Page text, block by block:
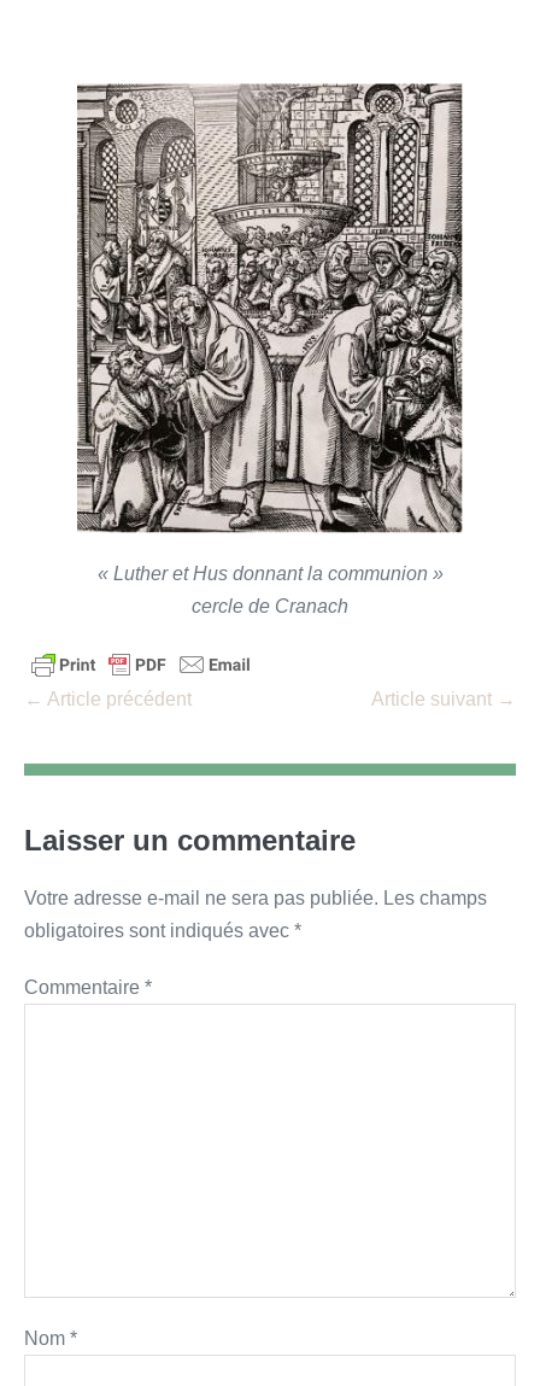
« Luther et Hus donnant la communion »
cercle de Cranach
Navigation
← Article précédent Article suivant →
Laisser un commentaire
Votre adresse e-mail ne sera pas publiée. Les champs
obligatoires sont indiqués avec *
Commentaire *
Nom *